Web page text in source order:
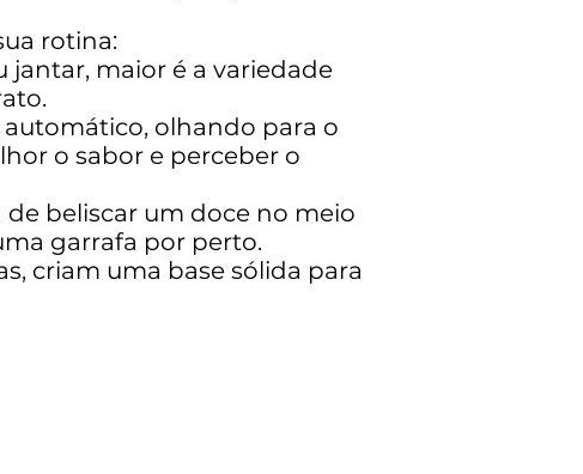
rotina:
maior é a variedade
olhando para o
o sabor e perceber o
beliscar um doce no meio
garrafa por perto.
criam uma base sólida para